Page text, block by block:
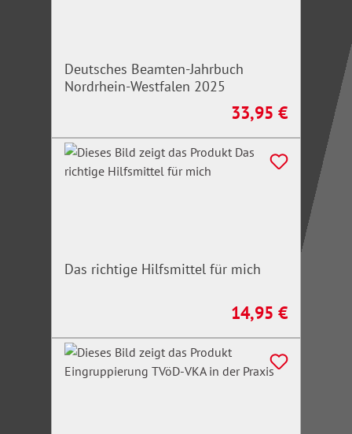
Deutsches Beamten-Jahrbuch
Nordrhein-Westfalen 2025
Regulärer Preis:
33,95 €
Das richtige Hilfsmittel für mich
Regulärer Preis:
14,95 €